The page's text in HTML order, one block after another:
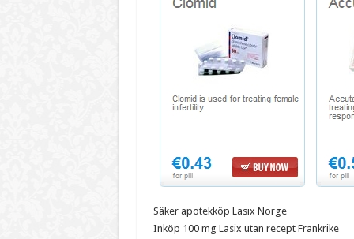
Säker apotekköp Lasix Norge
Inköp 100 mg Lasix utan recept Frankrike